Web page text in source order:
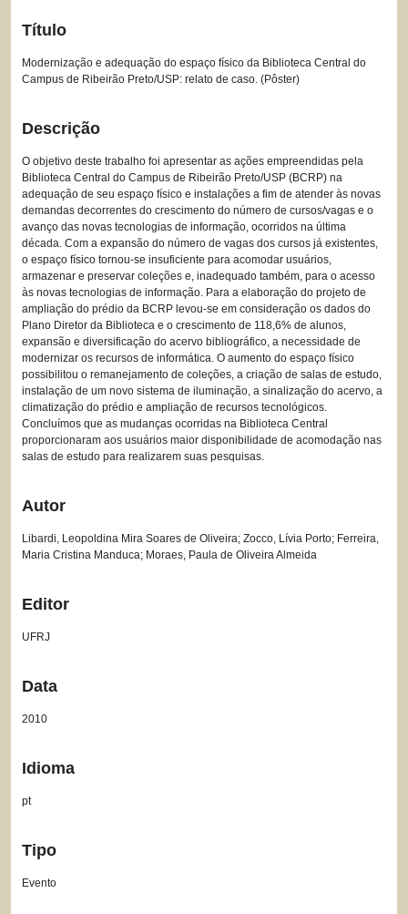
Título
Modernização e adequação do espaço físico da Biblioteca Central do
Campus de Ribeirão Preto/USP: relato de caso. (Pôster)
Descrição
O objetivo deste trabalho foi apresentar as ações empreendidas pela
Biblioteca Central do Campus de Ribeirão Preto/USP (BCRP) na
adequação de seu espaço físico e instalações a fim de atender às novas
demandas decorrentes do crescimento do número de cursos/vagas e o
avanço das novas tecnologias de informação, ocorridos na última
década. Com a expansão do número de vagas dos cursos já existentes,
o espaço físico tornou-se insuficiente para acomodar usuários,
armazenar e preservar coleções e, inadequado também, para o acesso
às novas tecnologias de informação. Para a elaboração do projeto de
ampliação do prédio da BCRP levou-se em consideração os dados do
Plano Diretor da Biblioteca e o crescimento de 118,6% de alunos,
expansão e diversificação do acervo bibliográfico, a necessidade de
modernizar os recursos de informática. O aumento do espaço físico
possibilitou o remanejamento de coleções, a criação de salas de estudo,
instalação de um novo sistema de iluminação, a sinalização do acervo, a
climatização do prédio e ampliação de recursos tecnológicos.
Concluímos que as mudanças ocorridas na Biblioteca Central
proporcionaram aos usuários maior disponibilidade de acomodação nas
salas de estudo para realizarem suas pesquisas.
Autor
Libardi, Leopoldina Mira Soares de Oliveira; Zocco, Lívia Porto; Ferreira,
Maria Cristina Manduca; Moraes, Paula de Oliveira Almeida
Editor
UFRJ
Data
2010
Idioma
pt
Tipo
Evento